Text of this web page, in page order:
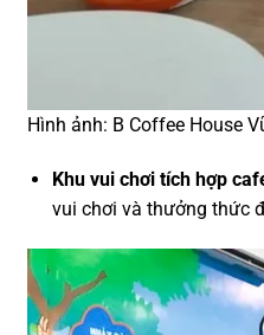
Hình ảnh: B Coffee House
Khu vui chơi tích hợp
vui chơi và thưởng thức